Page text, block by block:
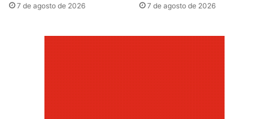
7 de agosto de 2026 7 de agosto de 2026